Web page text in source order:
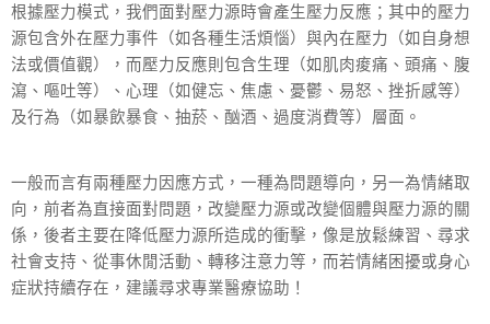
根據壓力模式，我們面對壓力源時會產生壓力反應；其中的壓力
源包含外在壓力事件（如各種生活煩惱）與內在壓力（如自身想
法或價值觀），而壓力反應則包含生理（如肌肉痠痛、頭痛、腹
瀉、嘔吐等）、心理（如健忘、焦慮、憂鬱、易怒、挫折感等）
及行為（如暴飲暴食、抽菸、酗酒、過度消費等）層面。
一般而言有兩種壓力因應方式，一種為問題導向，另一為情緒取
向，前者為直接面對問題，改變壓力源或改變個體與壓力源的關
係，後者主要在降低壓力源所造成的衝擊，像是放鬆練習、尋求
社會支持、從事休閒活動、轉移注意力等，而若情緒困擾或身心
症狀持續存在，建議尋求專業醫療協助！